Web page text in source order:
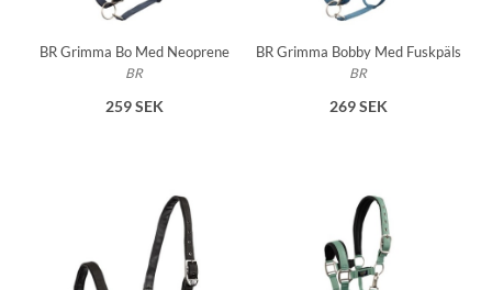
BR Grimma Bo Med Neoprene
BR
259 SEK
BR Grimma Bobby Med Fuskpäls
BR
269 SEK